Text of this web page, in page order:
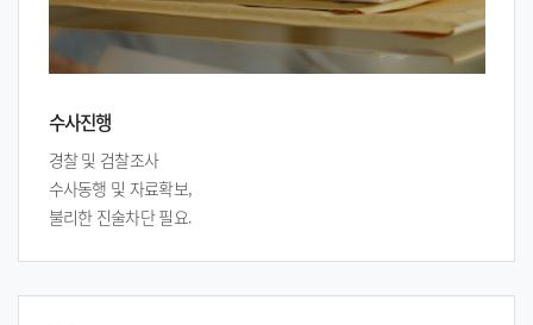
수사진행
경찰 및 검찰조사
수사동행 및 자료확보,
불리한 진술차단 필요.